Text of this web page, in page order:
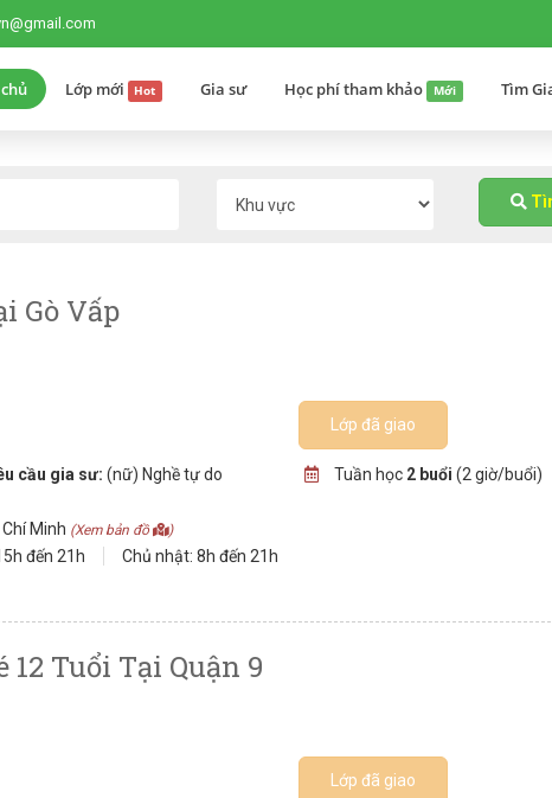
Lớp mới Hot Gia sư Học phí tham khảo Mới Tìm
Gò Vấp
Lớp đã giao
cầu gia sư: (nữ) Nghề tự do Tuần học 2 buổi (2 giờ/buổi)
Minh (Xem bản đồ )
đến 21h
Chủ nhật: 8h đến 21h
12 Tuổi Tại Quận 9
Lớp đã giao